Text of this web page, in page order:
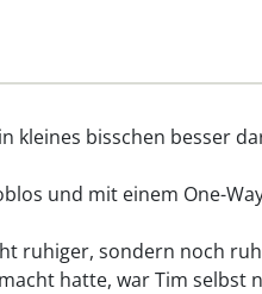
kleines bisschen besser
und mit einem One-
ruhiger, sondern noch
hatte, war Tim selbst